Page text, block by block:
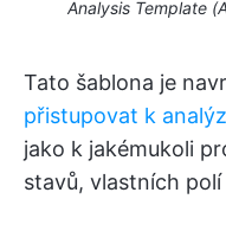
Analysis Template
Tato šablona je
přistupovat k
jako k jakémukoli
stavů, vlastních